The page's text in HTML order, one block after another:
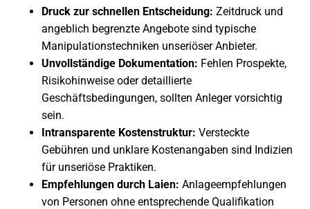
Druck zur schnellen Entscheidung: Zeitdruck und
angeblich begrenzte Angebote sind typische
Manipulationstechniken unseriöser Anbieter.
Unvollständige Dokumentation: Fehlen Prospekte,
Risikohinweise oder detaillierte
Geschäftsbedingungen, sollten Anleger vorsichtig
sein.
Intransparente Kostenstruktur: Versteckte
Gebühren und unklare Kostenangaben sind Indizien
für unseriöse Praktiken.
Empfehlungen durch Laien: Anlageempfehlungen
von Personen ohne entsprechende Qualifikation